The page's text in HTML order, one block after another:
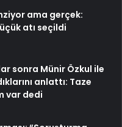
ama gerçek:
atı seçildi
sonra Münir Özkul ile
anlattı: Taze
var dedi